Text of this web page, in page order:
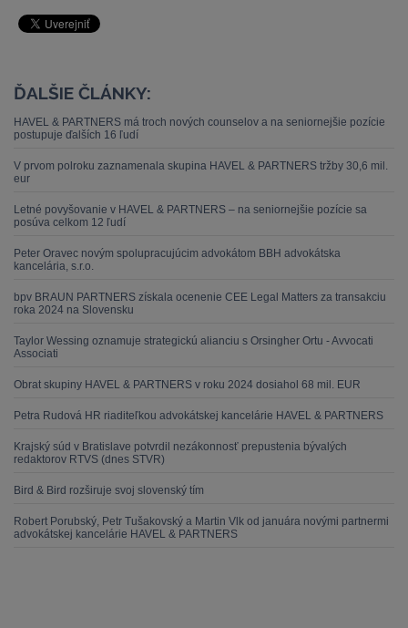
ĎALŠIE ČLÁNKY:
HAVEL & PARTNERS má troch nových counselov a na seniornejšie pozície
postupuje ďalších 16 ľudí
V prvom polroku zaznamenala skupina HAVEL & PARTNERS tržby 30,6 mil.
eur
Letné povyšovanie v HAVEL & PARTNERS – na seniornejšie pozície sa
posúva celkom 12 ľudí
Peter Oravec novým spolupracujúcim advokátom BBH advokátska
kancelária, s.r.o.
bpv BRAUN PARTNERS získala ocenenie CEE Legal Matters za transakciu
roka 2024 na Slovensku
Taylor Wessing oznamuje strategickú alianciu s Orsingher Ortu - Avvocati
Associati
Obrat skupiny HAVEL & PARTNERS v roku 2024 dosiahol 68 mil. EUR
Petra Rudová HR riaditeľkou advokátskej kancelárie HAVEL & PARTNERS
Krajský súd v Bratislave potvrdil nezákonnosť prepustenia bývalých
redaktorov RTVS (dnes STVR)
Bird & Bird rozširuje svoj slovenský tím
Robert Porubský, Petr Tušakovský a Martin Vlk od januára novými partnermi
advokátskej kancelárie HAVEL & PARTNERS